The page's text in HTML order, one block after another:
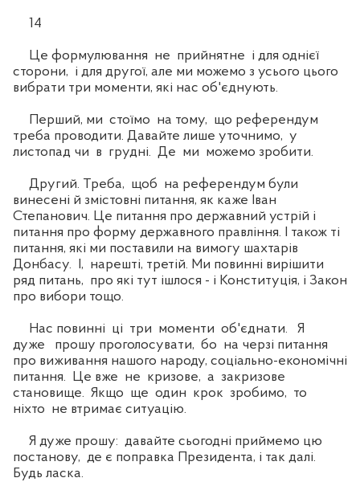
14
Це формулювання не прийнятне і для однієї
сторони, і для другої, але ми можемо з усього цього
вибрати три моменти, які нас об'єднують.
Перший, ми стоїмо на тому, що референдум
треба проводити. Давайте лише уточнимо, у
листопад чи в грудні. Де ми можемо зробити.
Другий. Треба, щоб на референдум були
винесені й змістовні питання, як каже Іван
Степанович. Це питання про державний устрій і
питання про форму державного правління. І також ті
питання, які ми поставили на вимогу шахтарів
Донбасу. І, нарешті, третій. Ми повинні вирішити
ряд питань, про які тут ішлося - і Конституція, і Закон
про вибори тощо.
Нас повинні ці три моменти об'єднати. Я
дуже прошу проголосувати, бо на черзі питання
про виживання нашого народу, соціально-економічні
питання. Це вже не кризове, а закризове
становище. Якщо ще один крок зробимо, то
ніхто не втримає ситуацію.
Я дуже прошу: давайте сьогодні приймемо цю
постанову, де є поправка Президента, і так далі.
Будь ласка.